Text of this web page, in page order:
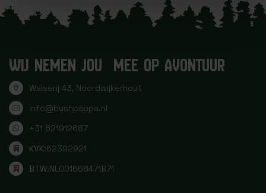
WIJ NEMEN JOU MEE OP AVONTUUR
Walserij 43, Noordwijkerhout
info@bushpappa.nl
+31 621912687
KVK:62392921
BTW:NL001666471B71